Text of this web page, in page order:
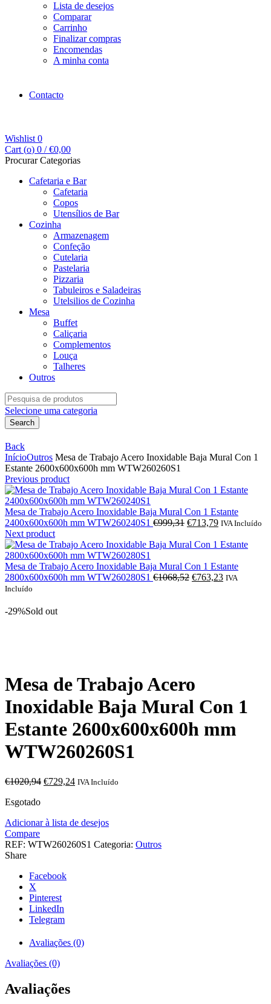
Lista de desejos
Comparar
Carrinho
Finalizar compras
Encomendas
A minha conta
Contacto
Wishlist 0
Cart (o) 0 / €0,00
Procurar Categorias
Cafetaria e Bar
Cafetaria
Copos
Utensílios de Bar
Cozinha
Armazenagem
Confeção
Cutelaria
Pastelaria
Pizzaria
Tabuleiros e Saladeiras
Utelsilios de Cozinha
Mesa
Buffet
Caliçaria
Complementos
Louça
Talheres
Outros
Search
for:
Selecione uma categoria
Search
Back
InícioOutros Mesa de Trabajo Acero Inoxidable Baja Mural Con 1
Estante 2600x600x600h mm WTW260260S1
Previous product
Mesa de Trabajo Acero Inoxidable Baja Mural Con 1 Estante
2400x600x600h mm WTW260240S1 €999,31 O
original
€999,31.
€713,79O
atual
€713,79.
IVA Incluído
Next product
Mesa de Trabajo Acero Inoxidable Baja Mural Con 1 Estante
2800x600x600h mm WTW260280S1 €1068,52 O
€763,23OIVA
Incluído
-29%Sold out
Mesa de Trabajo Acero
Inoxidable Baja Mural Con 1
Estante 2600x600x600h mm
WTW260260S1
€1020,94 O
€1020,94.
€729,24O
€729,24.
IVA Incluído
Esgotado
Adicionar à lista de desejos
Compare
REF: WTW260260S1 Categoria: Outros
Share
Facebook
X
Pinterest
LinkedIn
Telegram
Avaliações (0)
Avaliações (0)
Avaliações